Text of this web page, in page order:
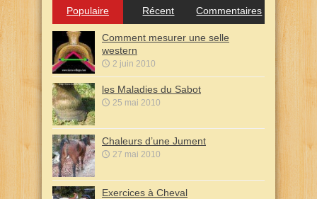
Populaire Récent Commentaires
Comment mesurer une selle
western
2 juin 2010
les Maladies du Sabot
25 mai 2010
Chaleurs d’une Jument
27 mai 2010
Exercices à Cheval